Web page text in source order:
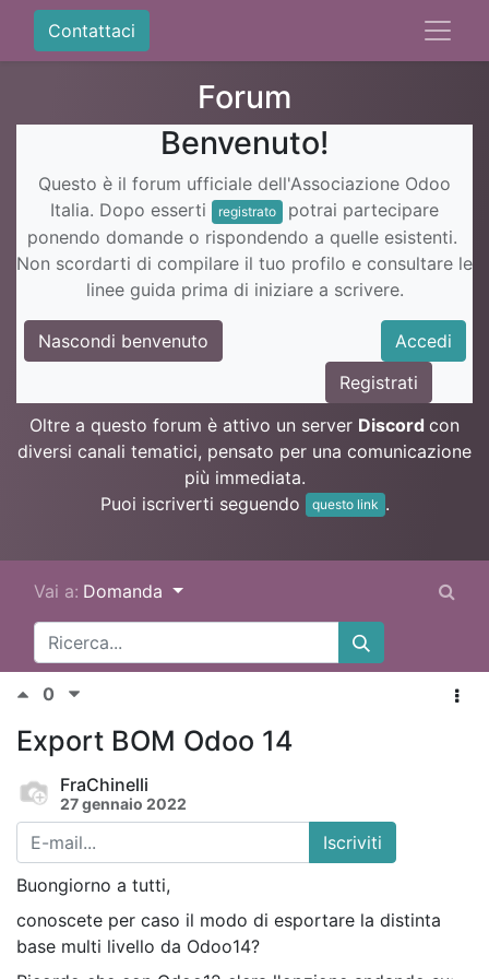
Contattaci
Forum
Benvenuto!
Questo è il forum ufficiale dell'Associazione Odoo
Italia. Dopo esserti
registrato
potrai partecipare
ponendo domande o rispondendo a quelle esistenti.
Non scordarti di compilare il tuo profilo e consultare le
linee guida prima di iniziare a scrivere.
Nascondi benvenuto
Accedi
Registrati
Oltre a questo forum è attivo un server Discord con
diversi canali tematici, pensato per una comunicazione
più immediata.
Puoi iscriverti seguendo
questo link .
Vai a: Domanda
0
Export BOM Odoo 14
FraChinelli
27 gennaio 2022
Iscriviti
Buongiorno a tutti,
conoscete per caso il modo di esportare la distinta
base multi livello da Odoo14?